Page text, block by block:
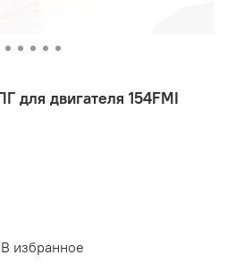
для двигателя 154FMI
В избранное